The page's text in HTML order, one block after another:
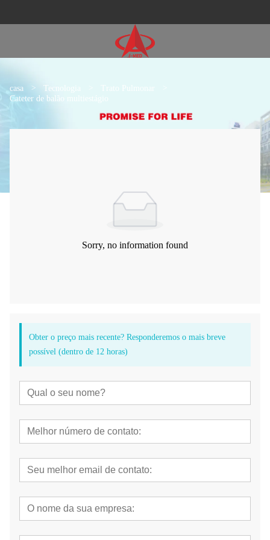
casa > Tecnologia Trato Pulmonar
Cateter de balão multiestágio
Sorry, no information found
Obter o preço mais recente? Responderemos o mais breve
possível (dentro de 12 horas)